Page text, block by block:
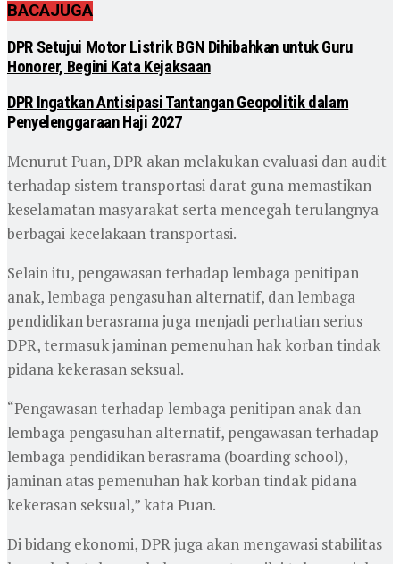
BACAJUGA
DPR Setujui Motor Listrik BGN Dihibahkan untuk Guru
Honorer, Begini Kata Kejaksaan
DPR Ingatkan Antisipasi Tantangan Geopolitik dalam
Penyelenggaraan Haji 2027
Menurut Puan, DPR akan melakukan evaluasi dan audit
terhadap sistem transportasi darat guna memastikan
keselamatan masyarakat serta mencegah terulangnya
berbagai kecelakaan transportasi.
Selain itu, pengawasan terhadap lembaga penitipan
anak, lembaga pengasuhan alternatif, dan lembaga
pendidikan berasrama juga menjadi perhatian serius
DPR, termasuk jaminan pemenuhan hak korban tindak
pidana kekerasan seksual.
“Pengawasan terhadap lembaga penitipan anak dan
lembaga pengasuhan alternatif, pengawasan terhadap
lembaga pendidikan berasrama (boarding school),
jaminan atas pemenuhan hak korban tindak pidana
kekerasan seksual,” kata Puan.
Di bidang ekonomi, DPR juga akan mengawasi stabilitas